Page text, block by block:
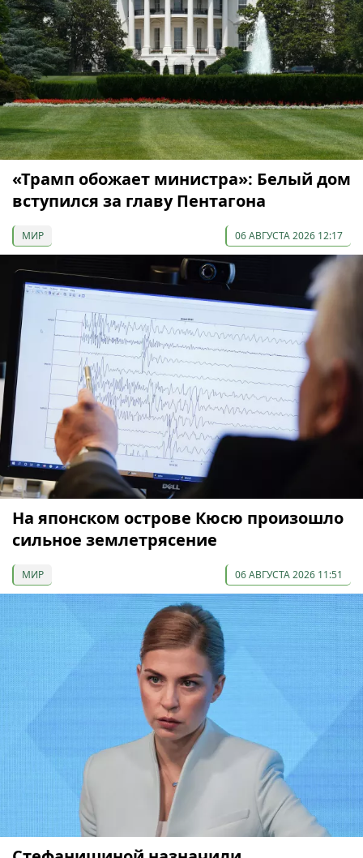
«Трамп обожает министра»: Белый дом
вступился за главу Пентагона
МИР 06 АВГУСТА 2026 12:17
На японском острове Кюсю произошло
сильное землетрясение
МИР 06 АВГУСТА 2026 11:51